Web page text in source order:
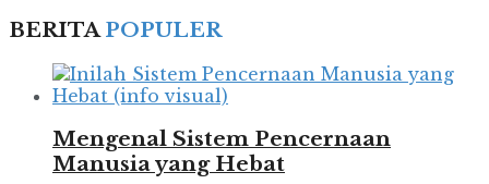
BERITAPOPULER
Mengenal Sistem Pencernaan
Manusia yang Hebat